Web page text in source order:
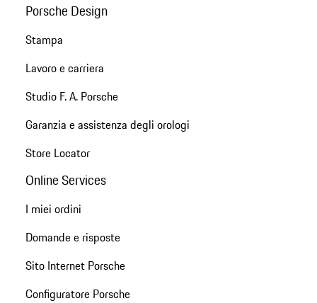
Porsche Design
Stampa
Lavoro e carriera
Studio F. A. Porsche
Garanzia e assistenza degli orologi
Store Locator
Online Services
I miei ordini
Domande e risposte
Sito Internet Porsche
Configuratore Porsche